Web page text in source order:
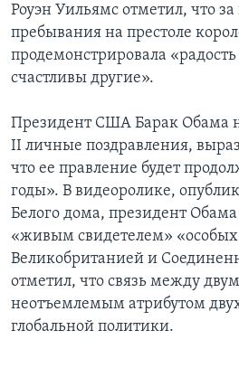
Роуэн Уильямс отметил, что
пребывания на престоле
продемонстрировала «радость
счастливы другие».
Президент США Барак Обама
II личные поздравления,
что ее правление будет
годы». В видеоролике,
Белого дома, президент Обама
«живым свидетелем»
Великобританией и
отметил, что связь между
неотъемлемым атрибутом
глобальной политики.